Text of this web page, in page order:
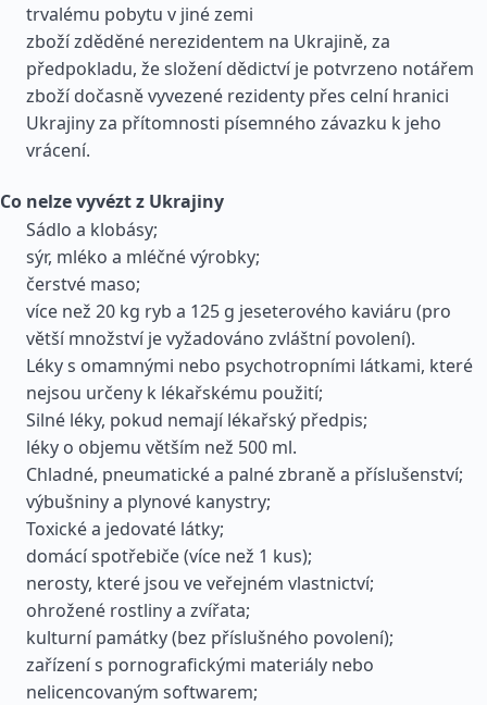
trvalému pobytu v jiné zemi
zboží zděděné nerezidentem na Ukrajině, za
předpokladu, že složení dědictví je potvrzeno notářem
zboží dočasně vyvezené rezidenty přes celní hranici
Ukrajiny za přítomnosti písemného závazku k jeho
vrácení.
Co nelze vyvézt z Ukrajiny
Sádlo a klobásy;
sýr, mléko a mléčné výrobky;
čerstvé maso;
více než 20 kg ryb a 125 g jeseterového kaviáru (pro
větší množství je vyžadováno zvláštní povolení).
Léky s omamnými nebo psychotropními látkami, které
nejsou určeny k lékařskému použití;
Silné léky, pokud nemají lékařský předpis;
léky o objemu větším než 500 ml.
Chladné, pneumatické a palné zbraně a příslušenství;
výbušniny a plynové kanystry;
Toxické a jedovaté látky;
domácí spotřebiče (více než 1 kus);
nerosty, které jsou ve veřejném vlastnictví;
ohrožené rostliny a zvířata;
kulturní památky (bez příslušného povolení);
zařízení s pornografickými materiály nebo
nelicencovaným softwarem;